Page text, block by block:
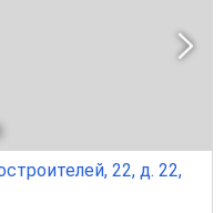
22, д. 22,